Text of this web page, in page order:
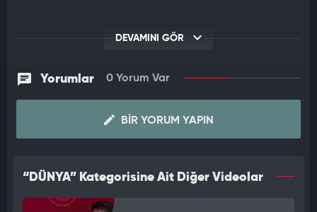
DEVAMINI GÖR
Yorumlar 0 Yorum Var
BIR YORUM YAPIN
“DÜNYA” Kategorisine Ait Diğer Videolar